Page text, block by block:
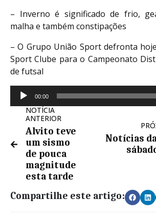
– Inverno é significado de frio,
malha e também constipações
–O Grupo União Sport defronta
Sport Clube para o Campeonato
de futsal
Reprodutor
de
áudio
00:00
NOTÍCIA
ANTERIOR
Alvito teve
um sismo
de pouca
magnitude
esta tarde
Notícias
Compartilhe este artigo: